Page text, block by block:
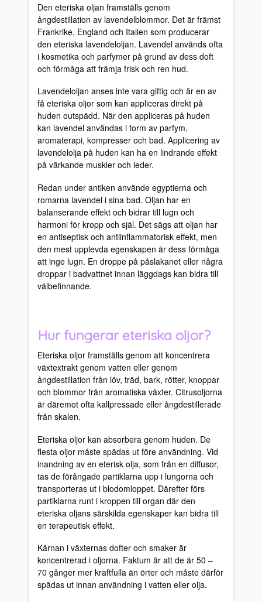
Den eteriska oljan framställs genom
ångdestillation av lavendelblommor. Det är främst
Frankrike, England och Italien som producerar
den eteriska lavendeloljan. Lavendel används ofta
i kosmetika och parfymer på grund av dess doft
och förmåga att främja frisk och ren hud.
Lavendeloljan anses inte vara giftig och är en av
få eteriska oljor som kan appliceras direkt på
huden outspädd. När den appliceras på huden
kan lavendel användas i form av parfym,
aromaterapi, kompresser och bad. Applicering av
lavendelolja på huden kan ha en lindrande effekt
på värkande muskler och leder.
Redan under antiken använde egyptierna och
romarna lavendel i sina bad. Oljan har en
balanserande effekt och bidrar till lugn och
harmoni för kropp och själ. Det sägs att oljan har
en antiseptisk och antiinflammatorisk effekt, men
den mest upplevda egenskapen är dess förmåga
att inge lugn. En droppe på påslakanet eller några
droppar i badvattnet innan läggdags kan bidra till
välbefinnande.
Hur fungerar eteriska oljor?
Eteriska oljor framställs genom att koncentrera
växtextrakt genom vatten eller genom
ångdestillation från löv, träd, bark, rötter, knoppar
och blommor från aromatiska växter. Citrusoljorna
är däremot ofta kallpressade eller ångdestillerade
från skalen.
Eteriska oljor kan absorbera genom huden. De
flesta oljor måste spädas ut före användning. Vid
inandning av en eterisk olja, som från en diffusor,
tas de förångade partiklarna upp i lungorna och
transporteras ut i blodomloppet. Därefter förs
partiklarna runt i kroppen till organ där den
eteriska oljans särskilda egenskaper kan bidra till
en terapeutisk effekt.
Kärnan i växternas dofter och smaker är
koncentrerad i oljorna. Faktum är att de är 50 –
70 gånger mer kraftfulla än örter och måste därför
spädas ut innan användning i vatten eller olja.